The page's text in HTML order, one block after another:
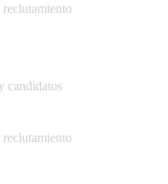
reclutamiento
candidatos
reclutamiento